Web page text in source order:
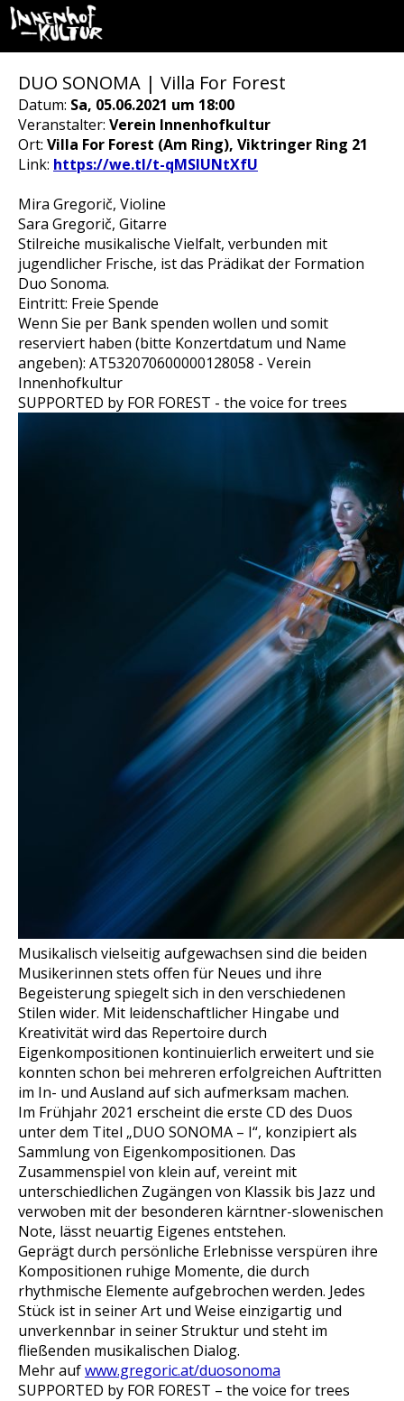
DUO SONOMA | Villa For Forest
Datum: Sa, 05.06.2021 um 18:00
Veranstalter: Verein Innenhofkultur
Ort: Villa For Forest (Am Ring), Viktringer Ring 21
Link: https://we.tl/t-qMSIUNtXfU
Mira Gregorič, Violine
Sara Gregorič, Gitarre
Stilreiche musikalische Vielfalt, verbunden mit
jugendlicher Frische, ist das Prädikat der Formation
Duo Sonoma.
Eintritt: Freie Spende
Wenn Sie per Bank spenden wollen und somit
reserviert haben (bitte Konzertdatum und Name
angeben): AT532070600000128058 - Verein
Innenhofkultur
SUPPORTED by FOR FOREST - the voice for trees
Musikalisch vielseitig aufgewachsen sind die beiden
Musikerinnen stets offen für Neues und ihre
Begeisterung spiegelt sich in den verschiedenen
Stilen wider. Mit leidenschaftlicher Hingabe und
Kreativität wird das Repertoire durch
Eigenkompositionen kontinuierlich erweitert und sie
konnten schon bei mehreren erfolgreichen Auftritten
im In- und Ausland auf sich aufmerksam machen.
Im Frühjahr 2021 erscheint die erste CD des Duos
unter dem Titel „DUO SONOMA – I“, konzipiert als
Sammlung von Eigenkompositionen. Das
Zusammenspiel von klein auf, vereint mit
unterschiedlichen Zugängen von Klassik bis Jazz und
verwoben mit der besonderen kärntner-slowenischen
Note, lässt neuartig Eigenes entstehen.
Geprägt durch persönliche Erlebnisse verspüren ihre
Kompositionen ruhige Momente, die durch
rhythmische Elemente aufgebrochen werden. Jedes
Stück ist in seiner Art und Weise einzigartig und
unverkennbar in seiner Struktur und steht im
fließenden musikalischen Dialog.
Mehr aufwww.gregoric.at/duosonoma
SUPPORTED by FOR FOREST – the voice for trees